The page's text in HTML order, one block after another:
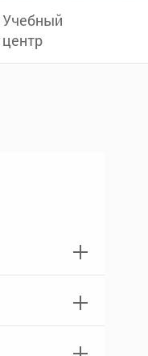
Учебный
центр